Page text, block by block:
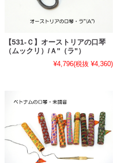
【531-Ｃ】オーストリアの口琴
（ムックリ）/Ａ''（ラ"）
¥4,796(税抜 ¥4,360)